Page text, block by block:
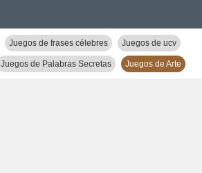
Juegos de frases célebres Juegos de ucv
Juegos de Palabras Secretas Juegos de Arte